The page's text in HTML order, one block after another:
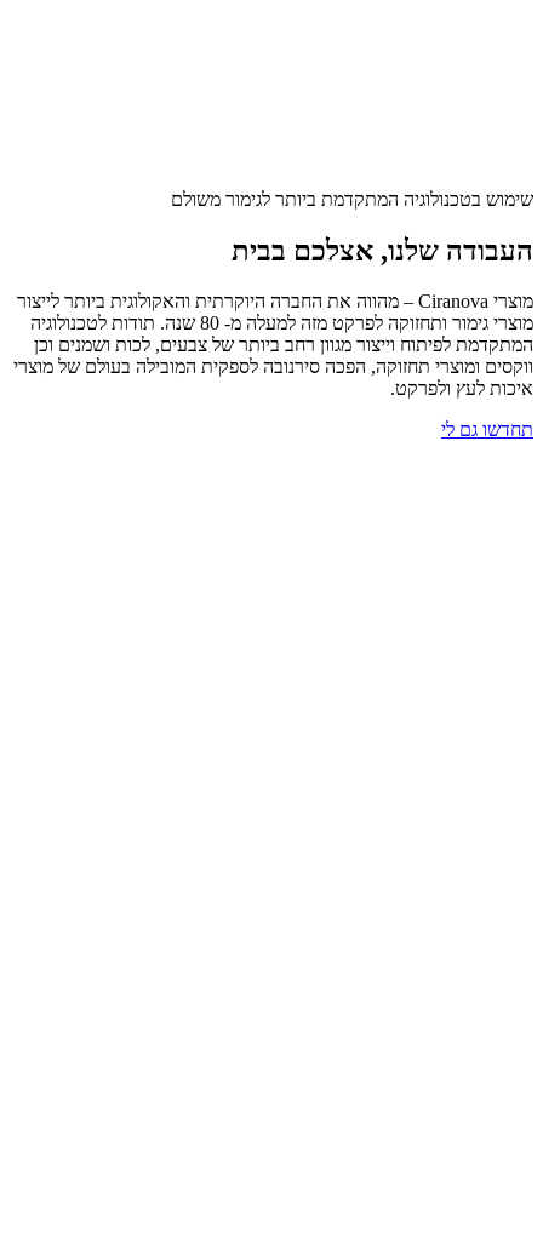
שימוש בטכנולוגיה המתקדמת ביותר לגימור משולם
העבודה שלנו, אצלכם בבית
מוצרי Ciranova – מהווה את החברה היוקרתית והאקולוגית ביותר לייצור
מוצרי גימור ותחזוקה לפרקט מזה למעלה מ- 80 שנה. תודות לטכנולוגיה
המתקדמת לפיתוח וייצור מגוון רחב ביותר של צבעים, לכות ושמנים וכן
ווקסים ומוצרי תחזוקה, הפכה סירנובה לספקית המובילה בעולם של מוצרי
איכות לעץ ולפרקט.
תחדשו גם לי